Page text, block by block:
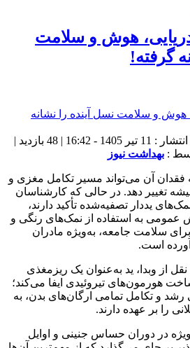
هوش و سلامت
گرفته!
شناسه خبر : 74043 | تاریخ انتشار : 11 تیر 1405 - 16:42 | 48 بازدید |
: بهداشت نیوز
آن می‌تواند مسیر تکامل مغزی و
تغییر دهد. در حالی که کارشناسان
یددار تصفیه‌شده تأکید دارند،
عمومی به استفاده از نمک‌های رنگی و
سلامت جامعه، به‌ویژه مادران
است.
از وبدا، ید به‌عنوان یک ریزمغذی
هورمون‌های تیروئیدی ایفا می‌کند؛
و تکامل تمامی ارگان‌های بدن، به
را بر عهده دارند.
در دوران حساس جنینی و اوایل